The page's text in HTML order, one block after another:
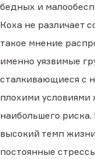
бедных и
Коха не различает
такое мнение
именно уязвимые
сталкивающиеся с
плохими условиями
наибольшего
высокий темп
постоянные